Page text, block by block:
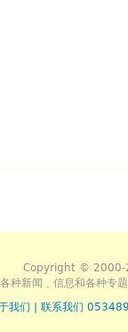
Copyright © 2000-
种新闻﹑信息和各种专
我们 联系我们